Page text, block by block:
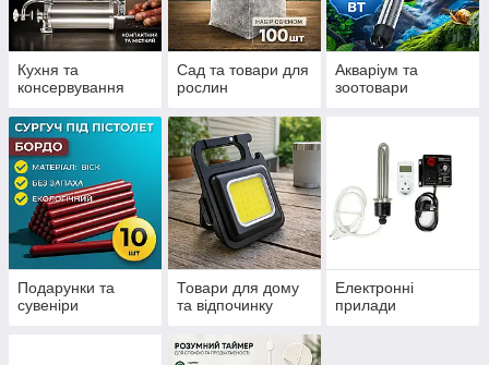
Кухня та
консервування
Сад та товари для
рослин
Акваріум та
зоотовари
Подарунки та
сувеніри
Товари для дому
та відпочинку
Електронні
прилади